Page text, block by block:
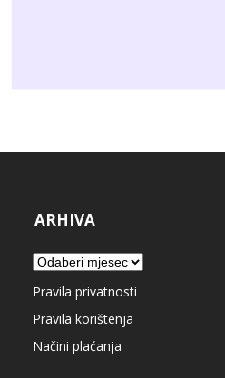
ARHIVA
Arhiva
Pravila privatnosti
Pravila korištenja
Načini plaćanja